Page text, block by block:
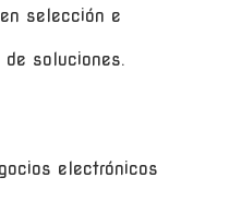
selección e
soluciones.
electrónicos